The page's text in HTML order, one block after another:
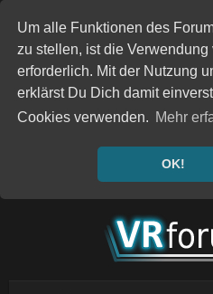
Um alle Funktionen des
zu stellen, ist die
erforderlich. Mit der Nutzung
erklärst Du Dich damit
Cookies verwenden. Mehr
OK!